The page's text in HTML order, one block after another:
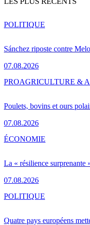
Sánchez riposte contre
07.08.2026
POLITIQUE
Poulets, bovins et ours
07.08.2026
PROAGRICULTURE &
La « résilience surprenante
07.08.2026
ÉCONOMIE
Quatre pays européens
POLITIQUE